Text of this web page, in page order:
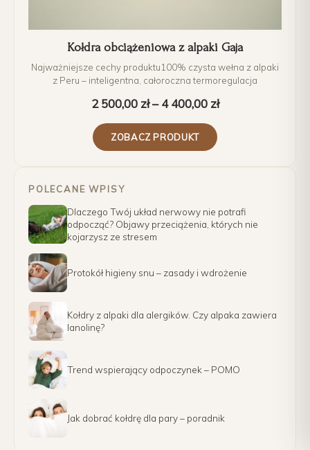
Kołdra obciążeniowa z alpaki Gaja
Najważniejsze cechy produktu100% czysta wełna z alpaki
z Peru – inteligentna, całoroczna termoregulacja
2 500,00 zł – 4 400,00 zł
ZOBACZ PRODUKT
POLECANE WPISY
Dlaczego Twój układ nerwowy nie potrafi
odpocząć? Objawy przeciążenia, których nie
kojarzysz ze stresem
Protokół higieny snu – zasady i wdrożenie
Kołdry z alpaki dla alergików. Czy alpaka zawiera
lanolinę?
Trend wspierający odpoczynek – POMO
Jak dobrać kołdrę dla pary – poradnik